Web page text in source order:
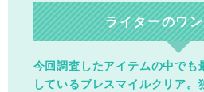
ライターのワ
今回調査したアイテムの中でも
しているブレスマイルクリア。